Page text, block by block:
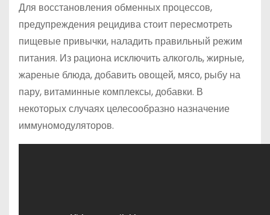
Для восстановления обменных процессов,
предупреждения рецидива стоит пересмотреть
пищевые привычки, наладить правильный режим
питания. Из рациона исключить алкоголь, жирные,
жареные блюда, добавить овощей, мясо, рыбу на
пару, витаминные комплексы, добавки. В
некоторых случаях целесообразно назначение
иммуномодуляторов.